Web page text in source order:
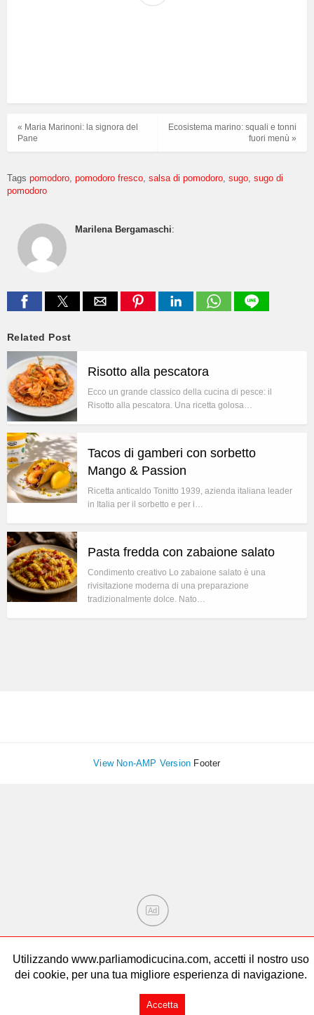
Ecosistema marino: squali e tonni
fuori menù »
« Maria Marinoni: la signora del
Pane
Tags pomodoro pomodoro fresco salsa di pomodoro sugo sugo di
pomodoro
Marilena Bergamaschi:
Related Post
Risotto alla pescatora
Ecco un grande classico della cucina di pesce: il
Risotto alla pescatora. Una ricetta golosa…
Tacos di gamberi con sorbetto
Mango & Passion
Ricetta anticaldo Tonitto 1939, azienda italiana leader
in Italia per il sorbetto e per i…
Pasta fredda con zabaione salato
Condimento creativo Lo zabaione salato è una
rivisitazione moderna di una preparazione
tradizionalmente dolce. Nato…
View Non-AMP Version Footer
Utilizzando www.parliamodicucina.com, accetti il nostro uso
dei cookie, per una tua migliore esperienza di navigazione.
Accetta
Ad